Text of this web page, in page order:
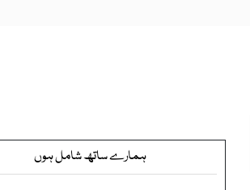
ہمارے ساتھ شامل ہوں